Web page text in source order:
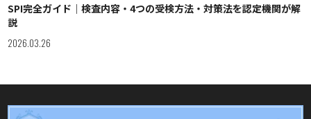
SPI完全ガイド｜検査内容・4つの受検方法・対策法を認定機関が解
説
2026.03.26